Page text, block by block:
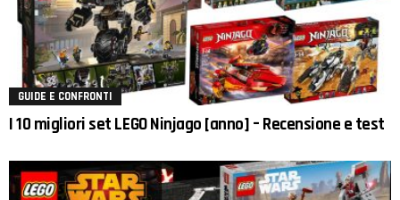
GUIDE E CONFRONTI
I 10 migliori set LEGO Ninjago [anno] – Recensione e test